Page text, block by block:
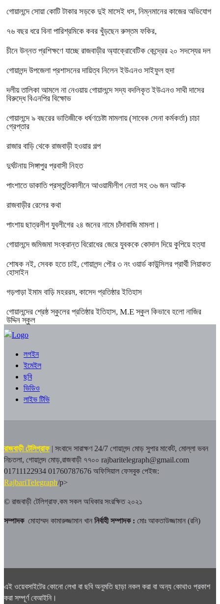
গোয়ালন্দে সোয়া কোটি টাকার সড়কে দুই মাসেই ধস, নিম্নমানের কাজের অভিযোগ
৭৬ বছর ধরে বিনা পারিশ্রমিকে কবর খুঁড়ছেন রুস্তম ফকির,
চীনে উন্নত প্রশিক্ষণে যাচ্ছে রাজবাড়ীর অ্যাক্রোবেটিক কেন্দ্রের ২০ সদস্যের দল
গোয়ালন্দ উপজেলা প্রশাসনের দায়িত্ব নিলেন ইউএনও সাইফুল হুদা
দলীয় তালিকা আমলে না নেওয়ায় গোয়ালন্দে সদ্য বদলিকৃত ইউএনও সাথী দাসের
বিরুদ্ধে বিএনপির বিক্ষোভ
গোয়ালন্দে ৯ বছরের ভাতিজীকে ধর্ষণচেষ্টা মামলায় (সাবেক সেনা কর্মকর্তা) চাচা
গ্রেপ্তার
রাজার বাড়ি থেকে রাজবাড়ী হওয়ার গল্প
দুর্ঘটনায় সিঙ্গাপুর প্রবাসী নিহত
পাংশাতে ডাকাতি প্রস্তুতিকালীনে আওয়ামীলীগ নেতা সহ ৩৬ জন আটক
রাজবাড়ীর রেলের কথা
পাংশায় ছাত্রলীগ যুবলীগের ২৪ জনের নামে চাঁদাবাজি মামলা।
গোয়ালন্দে জমিজমা সংক্রান্ত বিরোধের জেরে যুবককে কোদাল দিয়ে কুপিয়ে হত্যা
শোষক নই, সেবক হতে চাই, গোয়ালন্দ পৌর ৩ নং ওয়ার্ড কাউন্সিলর প্রার্থী লিয়াকত
হোসাইন
গড়পাড়া ইমাম বাড়ি মহররম, কাসেদ প্রতিষ্ঠার ইতিহাস
গোয়ালন্দের শ্রেষ্ঠ স্কুলের প্রতিষ্ঠার ইতিহাস, M.E স্কুল কিভাবে হলো নাজির
উদ্দিন স্কুল
লগইন
ইমেইল
ছবি
ভিডিও
লাইভ টিভি
রাজবাড়ী টেলিগ্রাফ | সংবাদে সারাক্ষণ 24/7 গোয়ালন্দ মোড় সুপার মার্কেট, মোল্লা ভবন
নিচতলা, গোয়ালন্দ মোড়,রাজবাড়ী ৭৭০০ rajbaritelegraph@gmail.com
01711122934 01760787676 অফিসিয়াল ফেসবুক পেইজ:
RajbariTelegraph/p>
© রাজবাড়ী টেলিগ্রাফ.কম সকল অধিকার সংরক্ষিত ২০২১
সম্পাদক মোহাম্মদ কামারুজ্জামান খান নির্বাহী সম্পাদক : মোঃ আকতাউজ্জামান (রনি)
এই ওয়েবসাইটের কোনো লেখা বা ছবি অনুমতি ছাড়া নকল করা বা অন্য কোথাও প্রকাশ
করা সম্পূর্ণ বেআইনি।